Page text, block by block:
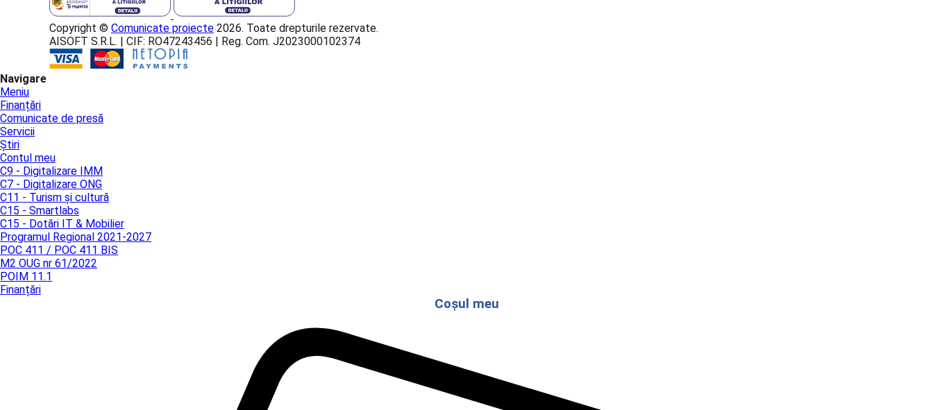
Copyright © Comunicate proiecte 2026. Toate drepturile rezervate.
AISOFT S.R.L. | CIF: RO47243456 | Reg. Com. J2023000102374
Navigare
Meniu
Finanțări
Comunicate de presă
Servicii
Știri
Contul meu
C9 - Digitalizare IMM
C7 - Digitalizare ONG
C11 - Turism și cultură
C15 - Smartlabs
C15 - Dotări IT & Mobilier
Programul Regional 2021-2027
POC 411 / POC 411 BIS
M2 OUG nr 61/2022
POIM 11.1
Finanțări
Coșul meu